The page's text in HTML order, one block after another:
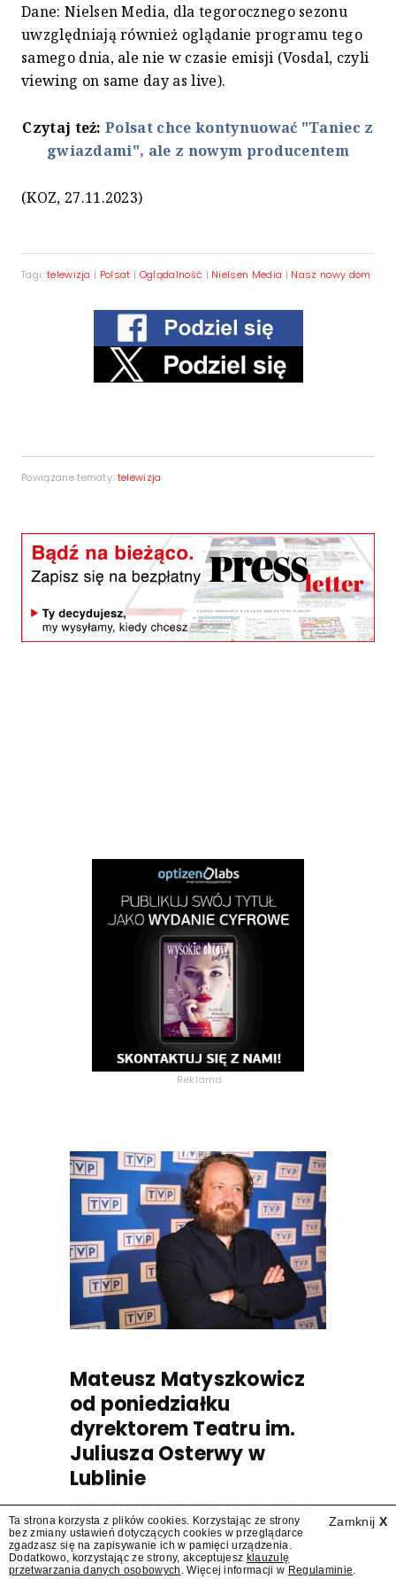
Dane: Nielsen Media, dla tegorocznego sezonu
uwzględniają również oglądanie programu tego
samego dnia, ale nie w czasie emisji (Vosdal, czyli
viewing on same day as live).
Czytaj też:Polsat chce kontynuować "Taniec z
gwiazdami", ale z nowym producentem
(KOZ, 27.11.2023)
Tagi: telewizja | Polsat | Oglądalność | Nielsen Media | Nasz nowy dom
Powiązane tematy: telewizja
Reklama
Mateusz Matyszkowicz
od poniedziałku
dyrektorem Teatru im.
Juliusza Osterwy w
Lublinie
Mateusz Matyszkowicz, były prezes Telewizji
Polskiej, w poniedziałek 10 sierpnia obejmie
stanowisko dyrektora Teatru im. Juliusza
Osterwy w Lublinie – dowiedział się
Zamknij X
Ta strona korzysta z plików cookies. Korzystając ze strony
bez zmiany ustawień dotyczących cookies w przeglądarce
zgadzasz się na zapisywanie ich w pamięci urządzenia.
Dodatkowo, korzystając ze strony, akceptujesz klauzulę
przetwarzania danych osobowych . Więcej informacji w Regulaminie.